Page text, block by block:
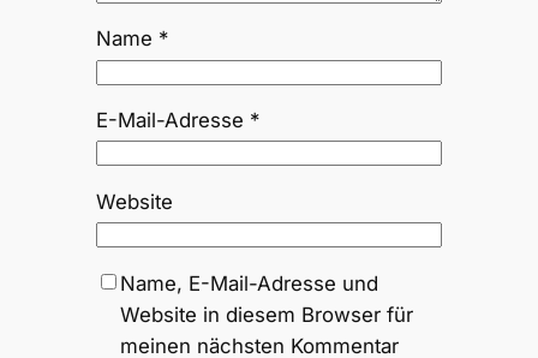
Name *
E-Mail-Adresse *
Website
Name, E-Mail-Adresse und
Website in diesem Browser für
meinen nächsten Kommentar